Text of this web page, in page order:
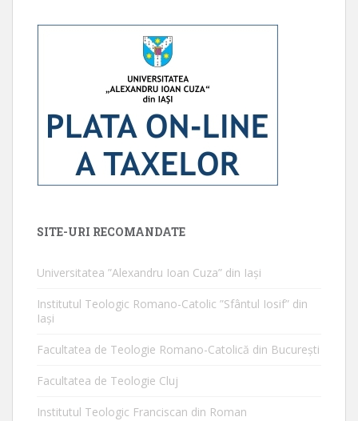
SITE-URI RECOMANDATE
Universitatea ”Alexandru Ioan Cuza” din Iaşi
Institutul Teologic Romano-Catolic ”Sfântul Iosif” din
Iaşi
Facultatea de Teologie Romano-Catolică din Bucureşti
Facultatea de Teologie Cluj
Institutul Teologic Franciscan din Roman